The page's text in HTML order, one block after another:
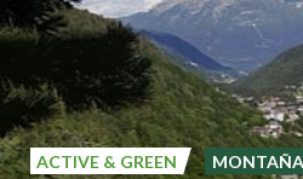
ACTIVE & GREEN